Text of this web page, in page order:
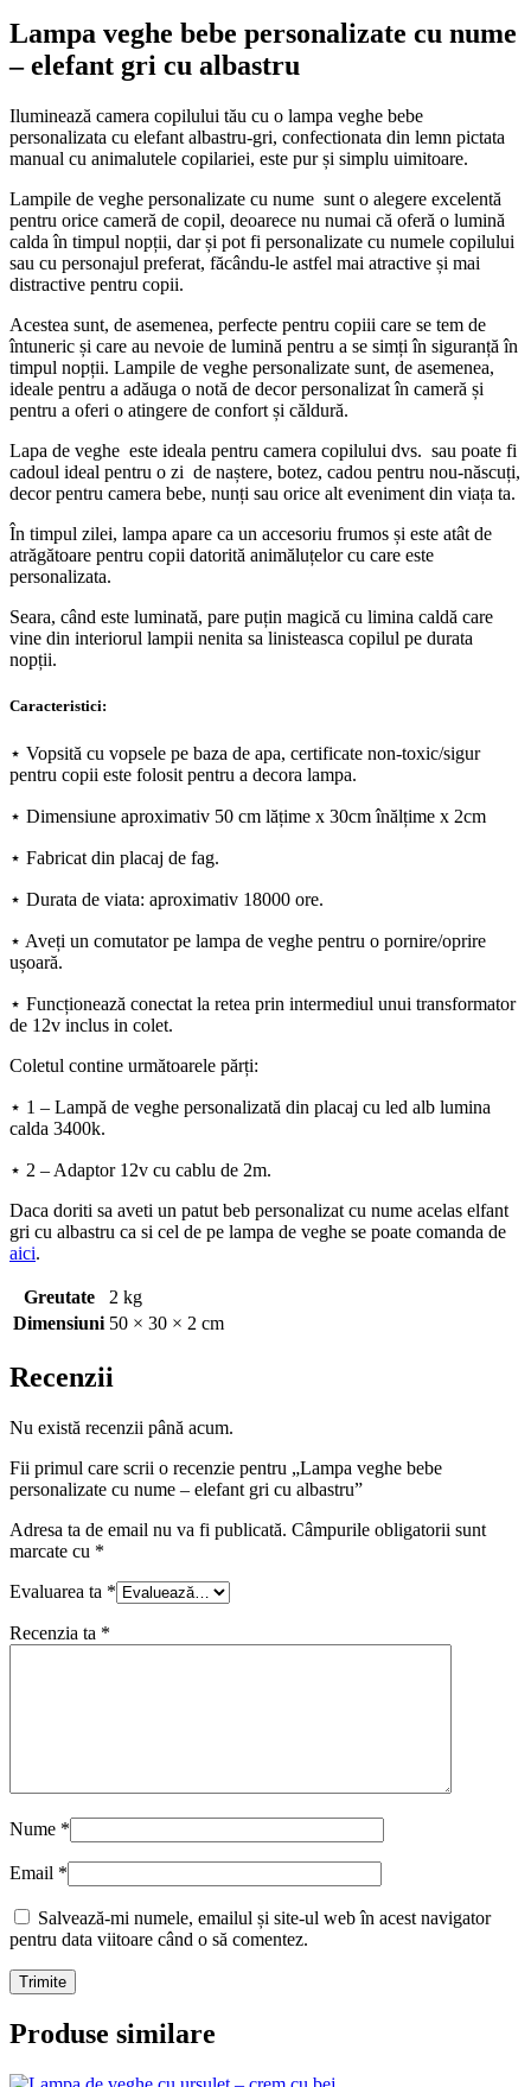
Lampa veghe bebe personalizate cu nume
– elefant gri cu albastru
Iluminează camera copilului tău cu o lampa veghe bebe
personalizata cu elefant albastru-gri, confectionata din lemn pictata
manual cu animalutele copilariei, este pur și simplu uimitoare.
Lampile de veghe personalizate cu nume sunt o alegere excelentă
pentru orice cameră de copil, deoarece nu numai că oferă o lumină
calda în timpul nopții, dar și pot fi personalizate cu numele copilului
sau cu personajul preferat, făcându-le astfel mai atractive și mai
distractive pentru copii.
Acestea sunt, de asemenea, perfecte pentru copiii care se tem de
întuneric și care au nevoie de lumină pentru a se simți în siguranță în
timpul nopții. Lampile de veghe personalizate sunt, de asemenea,
ideale pentru a adăuga o notă de decor personalizat în cameră și
pentru a oferi o atingere de confort și căldură.
Lapa de veghe este ideala pentru camera copilului dvs. sau poate fi
cadoul ideal pentru o zi de naștere, botez, cadou pentru nou-născuți,
decor pentru camera bebe, nunți sau orice alt eveniment din viața ta.
În timpul zilei, lampa apare ca un accesoriu frumos și este atât de
atrăgătoare pentru copii datorită animăluțelor cu care este
personalizata.
Seara, când este luminată, pare puțin magică cu limina caldă care
vine din interiorul lampii nenita sa linisteasca copilul pe durata
nopții.
Caracteristici:
⋆ Vopsită cu vopsele pe baza de apa, certificate non-toxic/sigur
pentru copii este folosit pentru a decora lampa.
⋆ Dimensiune aproximativ 50 cm lățime x 30cm înălțime x 2cm
⋆ Fabricat din placaj de fag.
⋆ Durata de viata: aproximativ 18000 ore.
⋆ Aveți un comutator pe lampa de veghe pentru o pornire/oprire
ușoară.
⋆ Funcționează conectat la retea prin intermediul unui transformator
de 12v inclus in colet.
Coletul contine următoarele părți:
⋆ 1 – Lampă de veghe personalizată din placaj cu led alb lumina
calda 3400k.
⋆ 2 – Adaptor 12v cu cablu de 2m.
Daca doriti sa aveti un patut beb personalizat cu nume acelas elfant
gri cu albastru ca si cel de pe lampa de veghe se poate comanda de
aici.
Greutate
2 kg
Dimensiuni 50 × 30 × 2 cm
Recenzii
Nu există recenzii până acum.
Fii primul care scrii o recenzie pentru „Lampa veghe bebe
personalizate cu nume – elefant gri cu albastru”
Adresa ta de email nu va fi publicată. Câmpurile obligatorii sunt
marcate cu *
Evaluarea ta *
Recenzia ta *
Nume *
Email *
Salvează-mi numele, emailul și site-ul web în acest navigator
pentru data viitoare când o să comentez.
Produse similare